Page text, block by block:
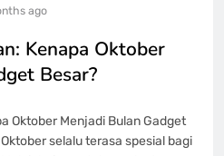
ago
Kenapa Oktober
Besar?
Oktober Menjadi Bulan Gadget
selalu terasa spesial bagi